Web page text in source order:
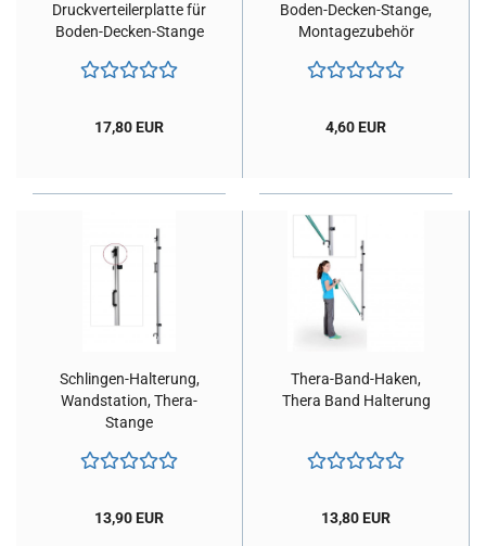
Druck­ver­tei­ler­plat­te für
Boden-​​Decken-​Stange
17,80 EUR
Boden-​​Decken-​Stange,
Mon­ta­ge­zu­be­hör
4,60 EUR
Schlingen-​​Hal­te­rung,
Wand­sta­ti­on, Thera-​​
Stan­ge
13,90 EUR
Thera-​​Band-​Haken,
Thera Band Hal­te­rung
13,80 EUR